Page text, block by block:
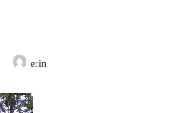
erin